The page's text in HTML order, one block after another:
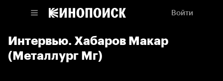
Войти
Интервью. Хабаров Макар
(Металлург Мг)